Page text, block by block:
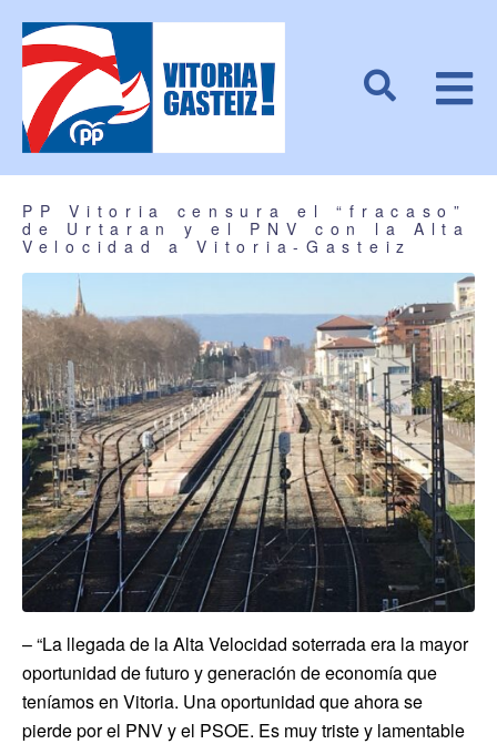
PP Vitoria censura el “fracaso”
de Urtaran y el PNV con la Alta
Velocidad a Vitoria-Gasteiz
– “La llegada de la Alta Velocidad soterrada era la mayor
oportunidad de futuro y generación de economía que
teníamos en Vitoria. Una oportunidad que ahora se
pierde por el PNV y el PSOE. Es muy triste y lamentable